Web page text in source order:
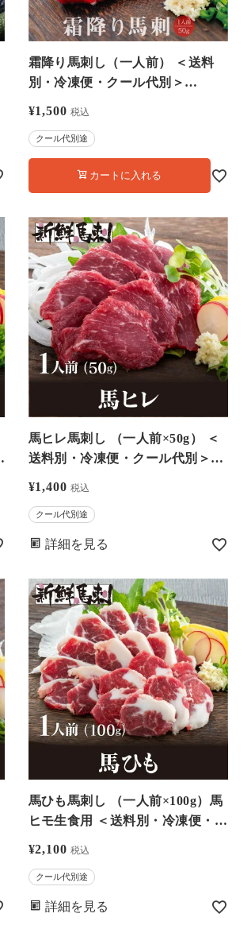
霜降り馬刺し（一人前） ＜送料
別・冷凍便・クール代別＞
¥1,500 税込
クール代別途
カートに入れる
馬ヒレ馬刺し （一人前×50g） ＜
送料別・冷凍便・クール代別＞※
まや）【0308435】
¥1,400 税込
クール代別途
詳細を見る
馬ひも馬刺し （一人前×100g）馬
ヒモ生食用 ＜送料別・冷凍便・ク
嶌屋（おおしまや）【0308432】
¥2,100 税込
クール代別途
詳細を見る